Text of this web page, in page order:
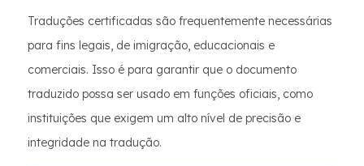
Traduções certificadas são frequentemente necessárias
para fins legais, de imigração, educacionais e
comerciais. Isso é para garantir que o documento
traduzido possa ser usado em funções oficiais, como
instituições que exigem um alto nível de precisão e
integridade na tradução.